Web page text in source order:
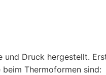
Druck hergestellt.
Thermoformen sind: